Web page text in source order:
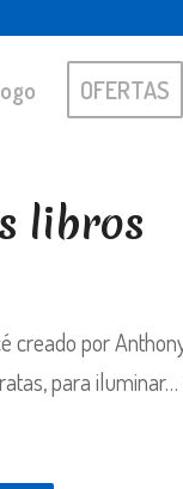
OFERTAS
libros
creado por
para